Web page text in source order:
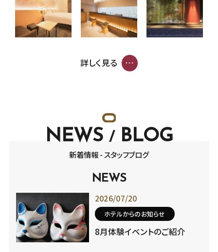
詳しく見る
NEWS /BLOG
新着情報 - スタッフブログ
NEWS
2026/07/20
ホテルからのお知らせ
8月体験イベントのご紹介